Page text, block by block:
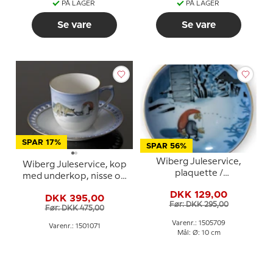
PÅ LAGER
Se vare
PÅ LAGER
Se vare
SPAR 17%
Wiberg Juleservice, kop
med underkop, nisse og
3501305
DKK 395,00
Før: DKK 475,00
Varenr.: 1501071
SPAR 56%
Wiberg Juleservice,
plaquette /
og kat, Bing & Grøndahl
nr. 1505709
DKK 129,00
Før: DKK 295,00
Varenr.: 1505709
Mål: Ø: 10 cm